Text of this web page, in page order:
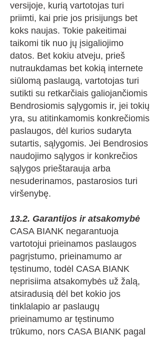
versijoje, kurią vartotojas turi
priimti, kai prie jos prisijungs bet
koks naujas. Tokie pakeitimai
taikomi tik nuo jų įsigaliojimo
datos. Bet kokiu atveju, prieš
nutraukdamas bet kokią internete
siūlomą paslaugą, vartotojas turi
sutikti su retkarčiais galiojančiomis
Bendrosiomis sąlygomis ir, jei tokių
yra, su atitinkamomis konkrečiomis
paslaugos, dėl kurios sudaryta
sutartis, sąlygomis. Jei Bendrosios
naudojimo sąlygos ir konkrečios
sąlygos prieštarauja arba
nesuderinamos, pastarosios turi
viršenybę.
13.2. Garantijos ir atsakomybė
CASA BIANK negarantuoja
vartotojui prieinamos paslaugos
pagrįstumo, prieinamumo ar
tęstinumo, todėl CASA BIANK
neprisiima atsakomybės už žalą,
atsiradusią dėl bet kokio jos
tinklalapio ar paslaugų
prieinamumo ar tęstinumo
trūkumo, nors CASA BIANK pagal